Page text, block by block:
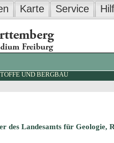
Karte Service
UND BERGBAU
des Landesamts für Geologie,